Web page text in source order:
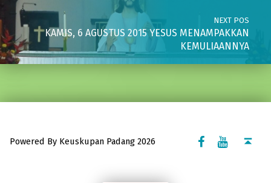
NEXT POS
KAMIS, 6 AGUSTUS 2015 YESUS MENAMPAKKAN
KEMULIAANNYA
Powered By Keuskupan Padang 2026